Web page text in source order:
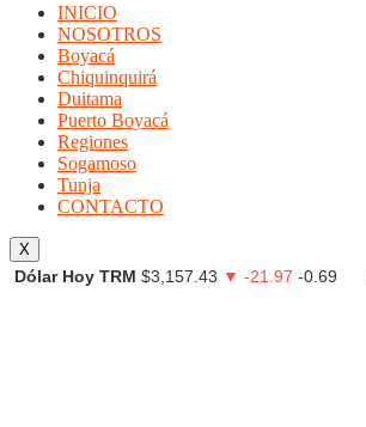
INICIO
NOSOTROS
Boyacá
Chiquinquirá
Duitama
Puerto Boyacá
Regiones
Sogamoso
Tunja
CONTACTO
X
Dólar Hoy TRM $3,157.43 ▼ -21.97 -0.69